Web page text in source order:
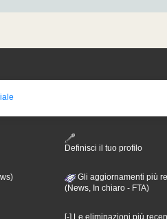
Definisci il tuo profilo
Gli aggiornamenti più
(News, In chiaro - FTA)
[-] Le eliminazioni più